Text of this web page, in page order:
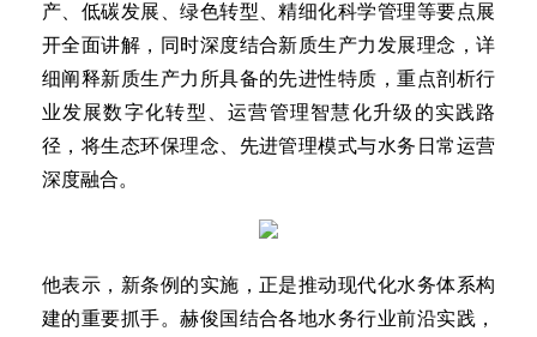
产、低碳发展、绿色转型、精细化科学管理等要点展
开全面讲解，同时深度结合新质生产力发展理念，详
细阐释新质生产力所具备的先进性特质，重点剖析行
业发展数字化转型、运营管理智慧化升级的实践路
径，将生态环保理念、先进管理模式与水务日常运营
深度融合。
他表示，新条例的实施，正是推动现代化水务体系构
建的重要抓手。赫俊国结合各地水务行业前沿实践，